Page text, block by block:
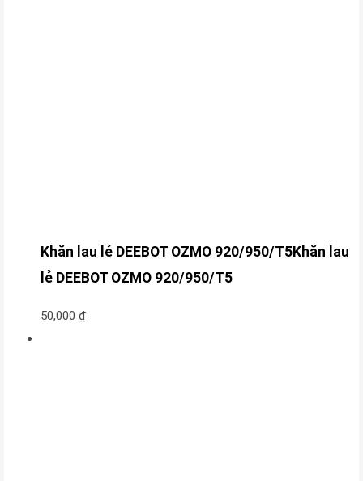
Khăn lau lẻ DEEBOT OZMO 920/950/T5Khăn lau
lẻ DEEBOT OZMO 920/950/T5
50,000 ₫